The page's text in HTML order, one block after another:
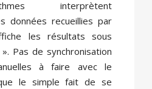
interprètent
données recueillies par
les résultats sous
Pas de synchronisation
à faire avec le
le simple fait de se